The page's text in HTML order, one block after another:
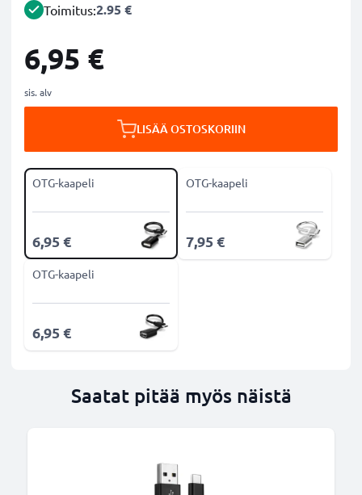
Toimitus:2.95 €
6,95 €
sis. alv
LISÄÄ OSTOSKORIIN
OTG-kaapeli
6,95 €
OTG-kaapeli
7,95 €
OTG-kaapeli
6,95 €
Saatat pitää myös näistä